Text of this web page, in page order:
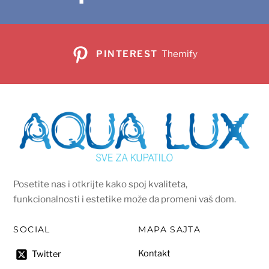
PINTEREST Themify
Posetite nas i otkrijte kako spoj kvaliteta,
funkcionalnosti i estetike može da promeni vaš dom.
SOCIAL
Twitter
MAPA SAJTA
Kontakt